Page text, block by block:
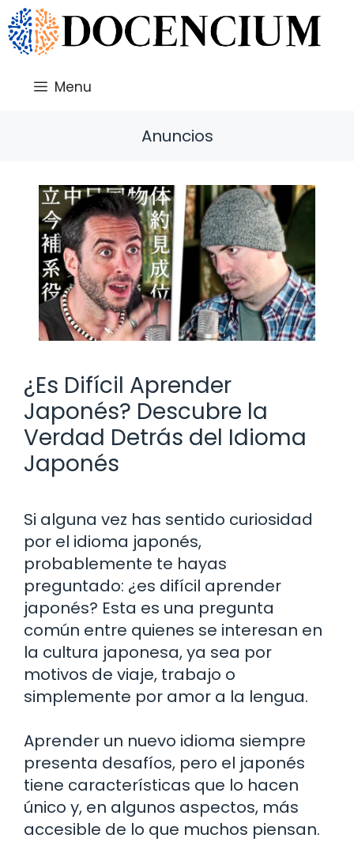
Saltar
al
contenido
Menu
Anuncios
¿Es Difícil Aprender
Japonés? Descubre la
Verdad Detrás del Idioma
Japonés
Si alguna vez has sentido curiosidad
por el idioma japonés,
probablemente te hayas
preguntado: ¿es difícil aprender
japonés? Esta es una pregunta
común entre quienes se interesan en
la cultura japonesa, ya sea por
motivos de viaje, trabajo o
simplemente por amor a la lengua.
Aprender un nuevo idioma siempre
presenta desafíos, pero el japonés
tiene características que lo hacen
único y, en algunos aspectos, más
accesible de lo que muchos piensan.